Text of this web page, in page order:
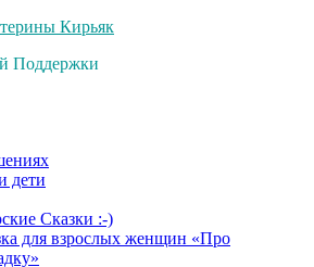
Кирьяк
Поддержки
дети
Сказки :-)
для взрослых женщин «Про